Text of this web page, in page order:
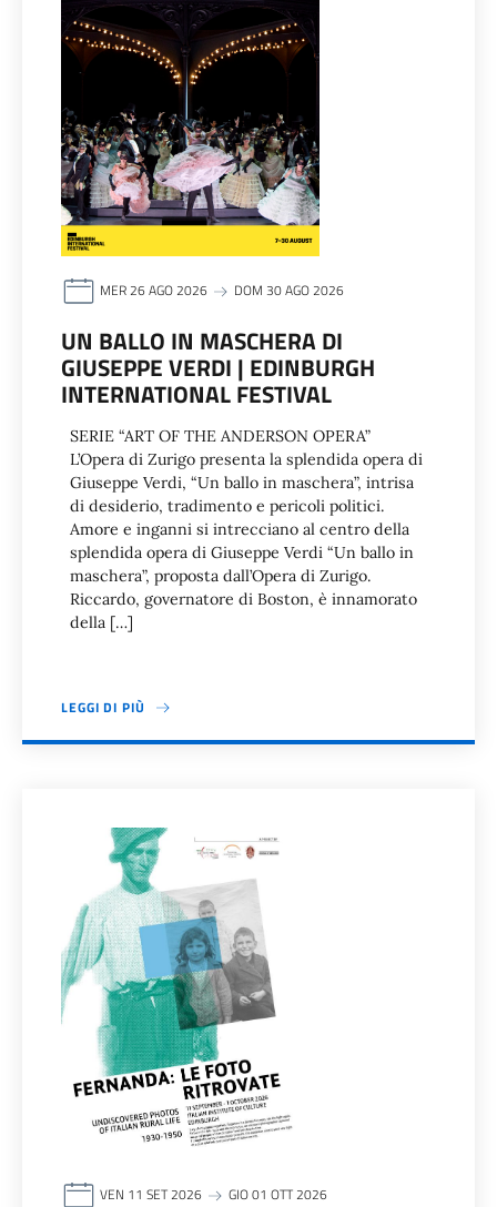
MER 26 AGO 2026 DOM 30 AGO 2026
UN BALLO IN MASCHERA DI
GIUSEPPE VERDI | EDINBURGH
INTERNATIONAL FESTIVAL
SERIE “ART OF THE ANDERSON OPERA”
L’Opera di Zurigo presenta la splendida opera di
Giuseppe Verdi, “Un ballo in maschera”, intrisa
di desiderio, tradimento e pericoli politici.
Amore e inganni si intrecciano al centro della
splendida opera di Giuseppe Verdi “Un ballo in
maschera”, proposta dall’Opera di Zurigo.
Riccardo, governatore di Boston, è innamorato
della […]
LEGGI DI PIÙ
VEN 11 SET 2026 GIO 01 OTT 2026